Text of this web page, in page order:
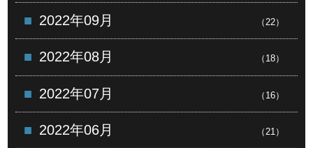
2022年09月 （22）
2022年08月 （18）
2022年07月 （16）
2022年06月 （21）